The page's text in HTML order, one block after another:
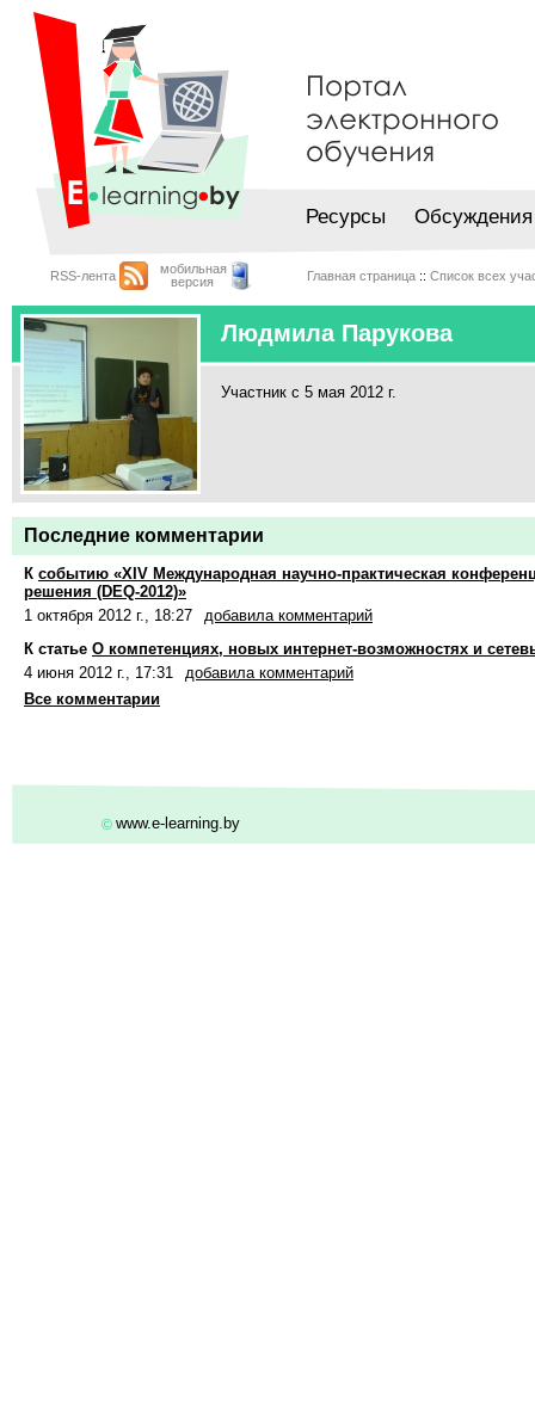
Ресурсы Обсуждения
RSS-лента
мобильная
версия
Главная страница :: Список всех
Людмила Парукова
Участник с 5 мая 2012 г.
Последние комментарии
К событию «XIV Международная научно-практическая
решения (DЕQ-2012)»
1 октября 2012 г., 18:27
добавила комментарий
К статье О компетенциях, новых интернет-возможностях и
4 июня 2012 г., 17:31
добавила комментарий
Все комментарии
© www.e-learning.by